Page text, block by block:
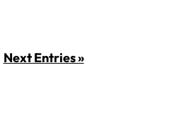
Next Entries »